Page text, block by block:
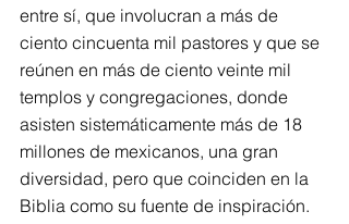
entre sí, que involucran a más de
ciento cincuenta mil pastores y que se
reúnen en más de ciento veinte mil
templos y congregaciones, donde
asisten sistemáticamente más de 18
millones de mexicanos, una gran
diversidad, pero que coinciden en la
Biblia como su fuente de inspiración.